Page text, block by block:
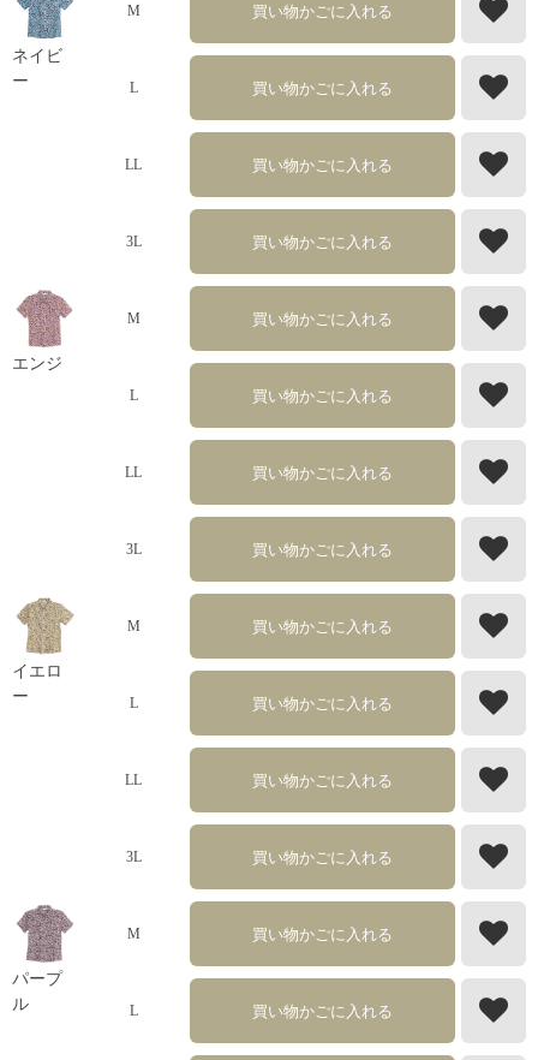
ネイビ
ー
M 買い物かごに入れる
L 買い物かごに入れる
LL 買い物かごに入れる
3L 買い物かごに入れる
エンジ
M 買い物かごに入れる
L 買い物かごに入れる
LL 買い物かごに入れる
3L 買い物かごに入れる
イエロ
ー
M 買い物かごに入れる
L 買い物かごに入れる
LL 買い物かごに入れる
3L 買い物かごに入れる
パープ
ル
M 買い物かごに入れる
L 買い物かごに入れる